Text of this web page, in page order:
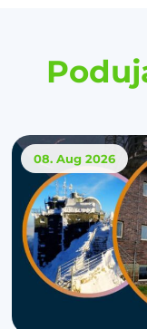
08. Aug 2026